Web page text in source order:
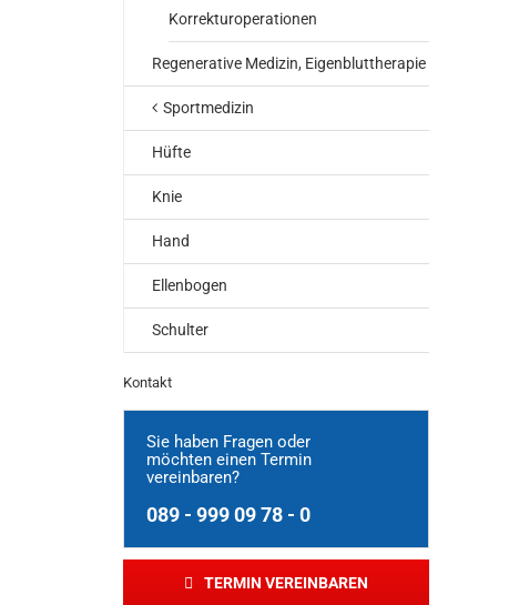
Korrekturoperationen
Regenerative Medizin, Eigenbluttherapie
Sportmedizin
Hüfte
Knie
Hand
Ellenbogen
Schulter
Kontakt
Sie haben Fragen oder
möchten einen Termin
vereinbaren?
089 - 999 09 78 - 0
TERMIN VEREINBAREN